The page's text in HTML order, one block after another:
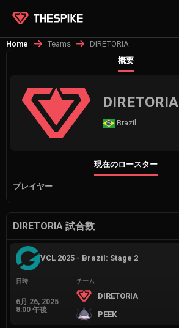
Home Teams
DIRETORIA
概要
DIRETORIA
Brazil
現在のロースター
プレイヤー
DIRETORIA 試合数
VCL 2025 - Brazil: Stage 2
日時
6月 26, 2025
8:00 午後
チーム
DIRETORIA
PEEK